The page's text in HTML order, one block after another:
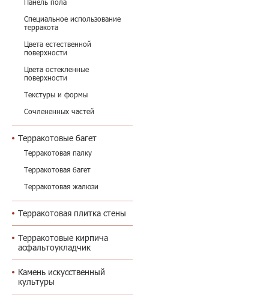
Панель пола
Специальное использование
терракота
Цвета естественной
поверхности
Цвета остекленные
поверхности
Текстуры и формы
Сочлененных частей
Терракотовые багет
Терракотовая палку
Терракотовая багет
Терракотовая жалюзи
Терракотовая плитка стены
Терракотовые кирпича
асфальтоукладчик
Камень искусственный
культуры